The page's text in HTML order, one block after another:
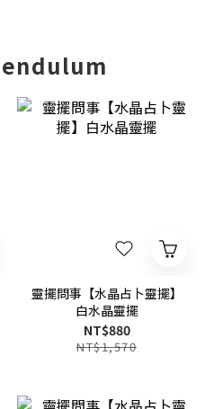
靈擺問事【水晶占卜靈擺】
白水晶靈擺
NT$880
NT$1,570